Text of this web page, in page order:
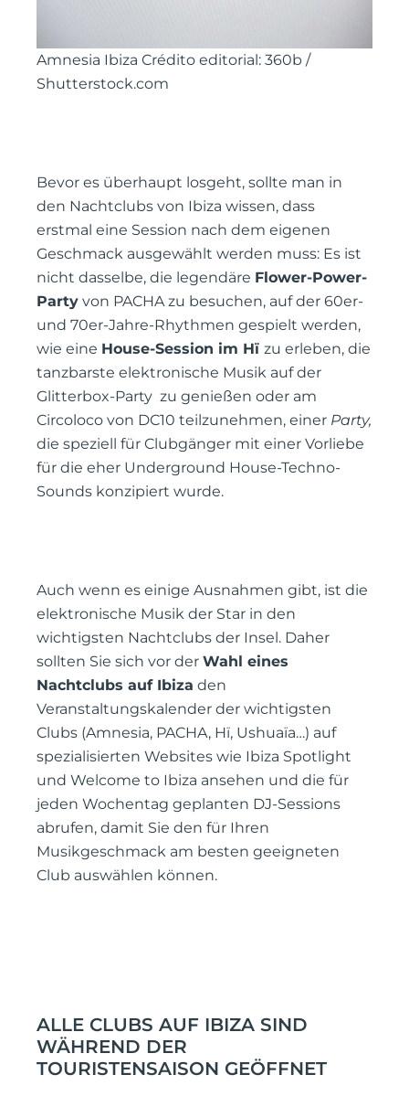
Amnesia Ibiza Crédito editorial: 360b /
Shutterstock.com
Bevor es überhaupt losgeht, sollte man in
den Nachtclubs von Ibiza wissen, dass
erstmal eine Session nach dem eigenen
Geschmack ausgewählt werden muss: Es ist
nicht dasselbe, die legendäre Flower-Power-
Party von PACHA zu besuchen, auf der 60er-
und 70er-Jahre-Rhythmen gespielt werden,
wie eine House-Session im Hï zu erleben, die
tanzbarste elektronische Musik auf der
Glitterbox-Party zu genießen oder am
Circoloco von DC10 teilzunehmen, einer Party,
die speziell für Clubgänger mit einer Vorliebe
für die eher Underground House-Techno-
Sounds konzipiert wurde.
Auch wenn es einige Ausnahmen gibt, ist die
elektronische Musik der Star in den
wichtigsten Nachtclubs der Insel. Daher
sollten Sie sich vor der Wahl eines
Nachtclubs auf Ibiza den
Veranstaltungskalender der wichtigsten
Clubs (Amnesia, PACHA, Hï, Ushuaïa…) auf
spezialisierten Websites wie Ibiza Spotlight
und Welcome to Ibiza ansehen und die für
jeden Wochentag geplanten DJ-Sessions
abrufen, damit Sie den für Ihren
Musikgeschmack am besten geeigneten
Club auswählen können.
ALLE CLUBS AUF IBIZA SIND
WÄHREND DER
TOURISTENSAISON GEÖFFNET